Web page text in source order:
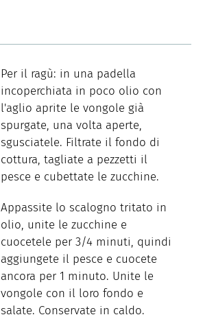
Per il ragù: in una padella
incoperchiata in poco olio con
l'aglio aprite le vongole già
spurgate, una volta aperte,
sgusciatele. Filtrate il fondo di
cottura, tagliate a pezzetti il
pesce e cubettate le zucchine.
Appassite lo scalogno tritato in
olio, unite le zucchine e
cuocetele per 3/4 minuti, quindi
aggiungete il pesce e cuocete
ancora per 1 minuto. Unite le
vongole con il loro fondo e
salate. Conservate in caldo.